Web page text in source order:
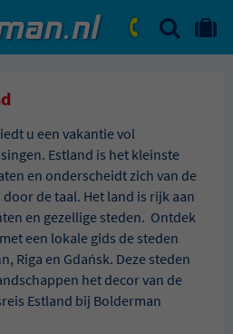
ma. - vr.: 09:00 - 17:30
ZOEKEN
u een vakantie vol
Estland is het kleinste
en onderscheidt zich van de
de taal. Het land is rijk aan
en gezellige steden. Ontdek
een lokale gids de steden
Riga en Gdańsk. Deze steden
het decor van de
Estland bij Bolderman